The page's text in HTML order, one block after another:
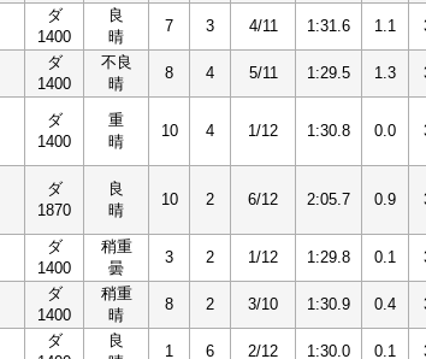
ダ
1400
良
晴
7 3 4/11 1:31.6 1.1
ダ
1400
不良
晴
8 4 5/11 1:29.5 1.3
ダ
1400
重
晴
10 4 1/12 1:30.8 0.0
ダ
1870
良
晴
10 2 6/12 2:05.7 0.9
ダ
1400
稍重
曇
3 2 1/12 1:29.8 0.1
ダ
1400
稍重
晴
8 2 3/10 1:30.9 0.4
ダ
良
1 6 2/12 1:30.0 0.1